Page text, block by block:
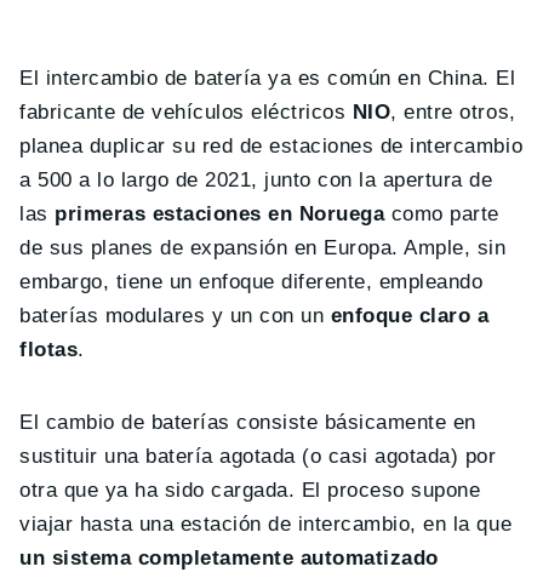
El intercambio de batería ya es común en China. El
fabricante de vehículos eléctricos NIO, entre otros,
planea duplicar su red de estaciones de intercambio
a 500 a lo largo de 2021, junto con la apertura de
las primeras estaciones en Noruegacomo parte
de sus planes de expansión en Europa. Ample, sin
embargo, tiene un enfoque diferente, empleando
baterías modulares y un con un enfoque claro a
flotas.
El cambio de baterías consiste básicamente en
sustituir una batería agotada (o casi agotada) por
otra que ya ha sido cargada. El proceso supone
viajar hasta una estación de intercambio, en la que
un sistema completamente automatizado